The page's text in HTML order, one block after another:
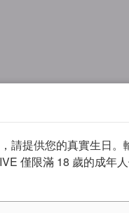
請提供您的真實生日。
僅限滿 18 歲的成年人